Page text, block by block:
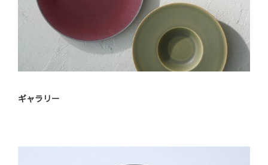
ギャラリー